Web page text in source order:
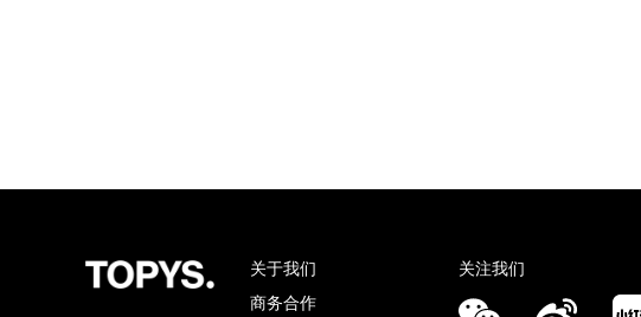
关于我们
商务合作
关注我们